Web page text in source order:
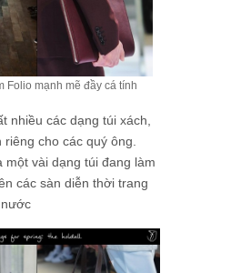
Folio mạnh mẽ đầy cá tính
nhiều các dạng túi xách,
cho các quý ông.
một vài dạng túi đang làm
các sàn diễn thời trang